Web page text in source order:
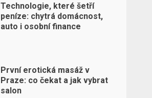
Technologie, které šetří
peníze: chytrá domácnost,
auto i osobní finance
První erotická masáž v
Praze: co čekat a jak vybrat
salon